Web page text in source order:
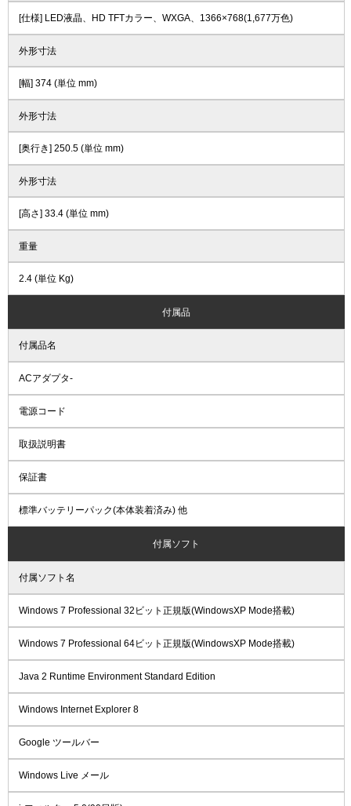
[仕様] LED液晶、HD TFTカラー、WXGA、1366×768(1,677万色)
外形寸法
[幅] 374 (単位 mm)
外形寸法
[奥行き] 250.5 (単位 mm)
外形寸法
[高さ] 33.4 (単位 mm)
重量
2.4 (単位 Kg)
付属品
付属品名
ACアダプタ-
電源コード
取扱説明書
保証書
標準バッテリーパック(本体装着済み) 他
付属ソフト
付属ソフト名
Windows 7 Professional 32ビット正規版(WindowsXP Mode搭載)
Windows 7 Professional 64ビット正規版(WindowsXP Mode搭載)
Java 2 Runtime Environment Standard Edition
Windows Internet Explorer 8
Google ツールバー
Windows Live メール